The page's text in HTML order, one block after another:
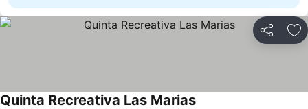
Partilhar
Quinta Recreativa Las Marias